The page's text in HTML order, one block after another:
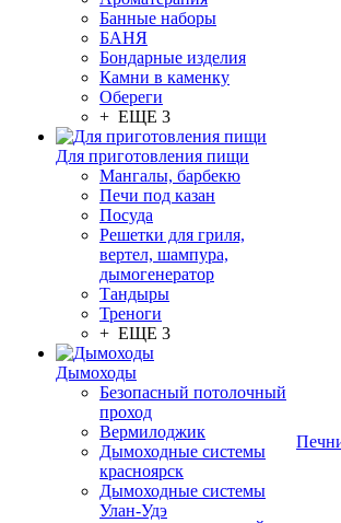
Банные наборы
БАНЯ
Бондарные изделия
Камни в каменку
Обереги
+ ЕЩЕ 3
Для приготовления пищи
Мангалы, барбекю
Печи под казан
Посуда
Решетки для гриля,
вертел, шампура,
дымогенератор
Тандыры
Треноги
+ ЕЩЕ 3
Дымоходы
Безопасный потолочный
проход
Вермилоджик
Дымоходные системы
красноярск
Дымоходные системы
Улан-Удэ